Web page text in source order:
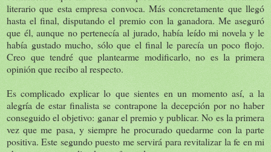
literario que esta empresa convoca. Más concretamente que llegó
hasta el final, disputando el premio con la ganadora. Me aseguró
que él, aunque no pertenecía al jurado, había leído mi novela y le
había gustado mucho, sólo que el final le parecía un poco flojo.
Creo que tendré que plantearme modificarlo, no es la primera
opinión que recibo al respecto.
Es complicado explicar lo que sientes en un momento así, a la
alegría de estar finalista se contrapone la decepción por no haber
conseguido el objetivo: ganar el premio y publicar. No es la primera
vez que me pasa, y siempre he procurado quedarme con la parte
positiva. Este segundo puesto me servirá para revitalizar la fe en mi